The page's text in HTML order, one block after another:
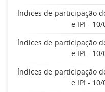
Índices de participação
e IPI -
Índices de participação
e IPI -
Índices de participação
e IPI -